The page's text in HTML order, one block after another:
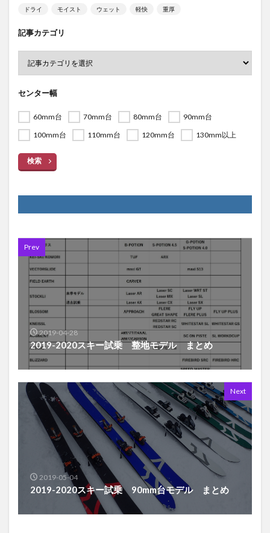
ドライ モイスト ウェット 軽快 重厚
記事カテゴリ
センター幅
60mm台 70mm台 80mm台
90mm台
100mm台
110mm台 120mm台 130mm以上
検索
Prev
2019-04-28
2019-2020スキー試乗 整地モデル まとめ
Next
2019-05-04
2019-2020スキー試乗 90mm台モデル まとめ